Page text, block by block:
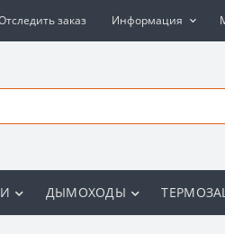
заказ Информация
ДЫМОХОДЫ